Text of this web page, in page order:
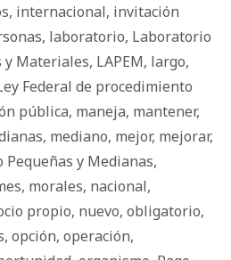
, internacional, invitación
, laboratorio, Laboratorio
y Materiales, LAPEM, largo,
Federal de procedimiento
pública, maneja, mantener,
, mediano, mejor, mejorar,
Pequeñas y Medianas,
, morales, nacional,
propio, nuevo, obligatorio,
, opción, operación,